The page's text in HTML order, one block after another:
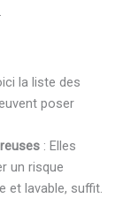
la liste des
poser
: Elles
un risque
et lavable, suffit.